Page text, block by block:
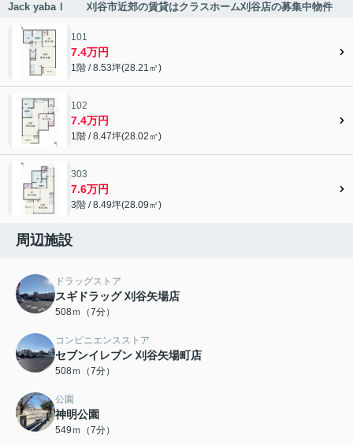
Jack yabaⅠ 刈谷市近郊の賃貸はクラスホーム刈谷店の募集中物件
101
7.4万円
1階 / 8.53坪(28.21㎡)
102
7.4万円
1階 / 8.47坪(28.02㎡)
303
7.6万円
3階 / 8.49坪(28.09㎡)
周辺施設
ドラッグストア
スギドラッグ 刈谷矢場店
508ｍ（7分）
コンビニエンスストア
セブンイレブン 刈谷矢場町店
508ｍ（7分）
公園
神明公園
549ｍ（7分）